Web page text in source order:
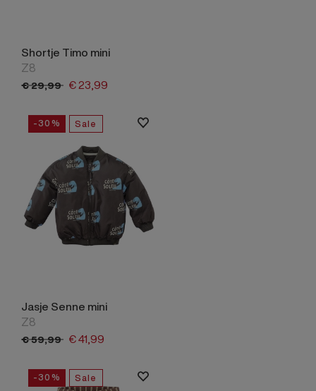
Shortje Timo mini
Z8
€29,99 €23,99
-30% Sale
Jasje Senne mini
Z8
€59,99 €41,99
-30% Sale